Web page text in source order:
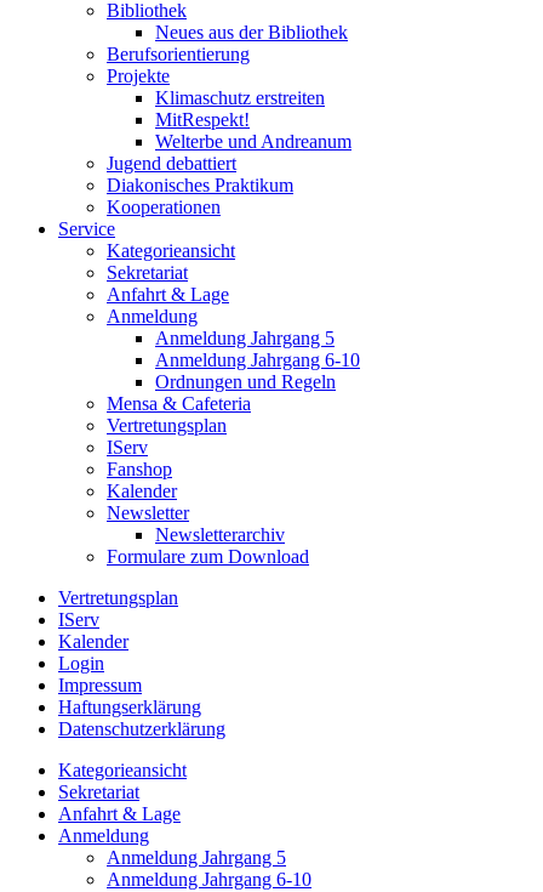
Bibliothek
Neues aus der Bibliothek
Berufsorientierung
Projekte
Klimaschutz erstreiten
MitRespekt!
Welterbe und Andreanum
Jugend debattiert
Diakonisches Praktikum
Kooperationen
Service
Kategorieansicht
Sekretariat
Anfahrt & Lage
Anmeldung
Anmeldung Jahrgang 5
Anmeldung Jahrgang 6-10
Ordnungen und Regeln
Mensa & Cafeteria
Vertretungsplan
IServ
Fanshop
Kalender
Newsletter
Newsletterarchiv
Formulare zum Download
Vertretungsplan
IServ
Kalender
Login
Impressum
Haftungserklärung
Datenschutzerklärung
Kategorieansicht
Sekretariat
Anfahrt & Lage
Anmeldung
Anmeldung Jahrgang 5
Anmeldung Jahrgang 6-10